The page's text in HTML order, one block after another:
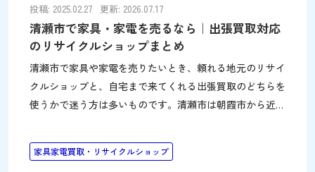
（日曜
投稿: 2025.02.27 更新: 2026.07.17
清瀬市で家具・家電を売るなら｜出張買取対応
のリサイクルショップまとめ
清瀬市で家具や家電を売りたいとき、頼れる地元のリサイ
クルショップと、自宅まで来てくれる出張買取のどちらを
使うかで迷う方は多いものです。清瀬市は朝霞市から近
このページでは、清瀬市で家具・家電を賢く売る方法を、
地元のリサイクルショップと出張買取の両面から紹介しま
家具家電買取・リサイクルショップ